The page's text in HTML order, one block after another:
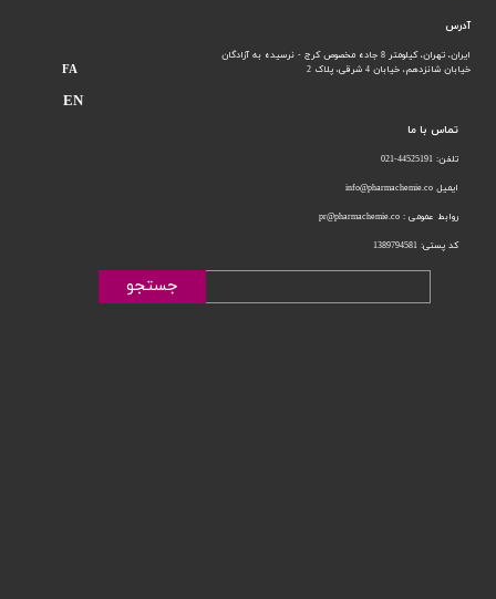
تماس با ما
تلفن: 44525191-021
ایمیل info@pharmachemie.co
روابط عمومی : pr@pharmachemie.co
کد پستی: 1389794581
آدرس
ایران، تهران، کیلومتر 8 جاده مخصوص کرج - نرسیده به آزادگان
خیابان شانزدهم، خیابان 4 شرقی، پلاک 2
جستجو
FA